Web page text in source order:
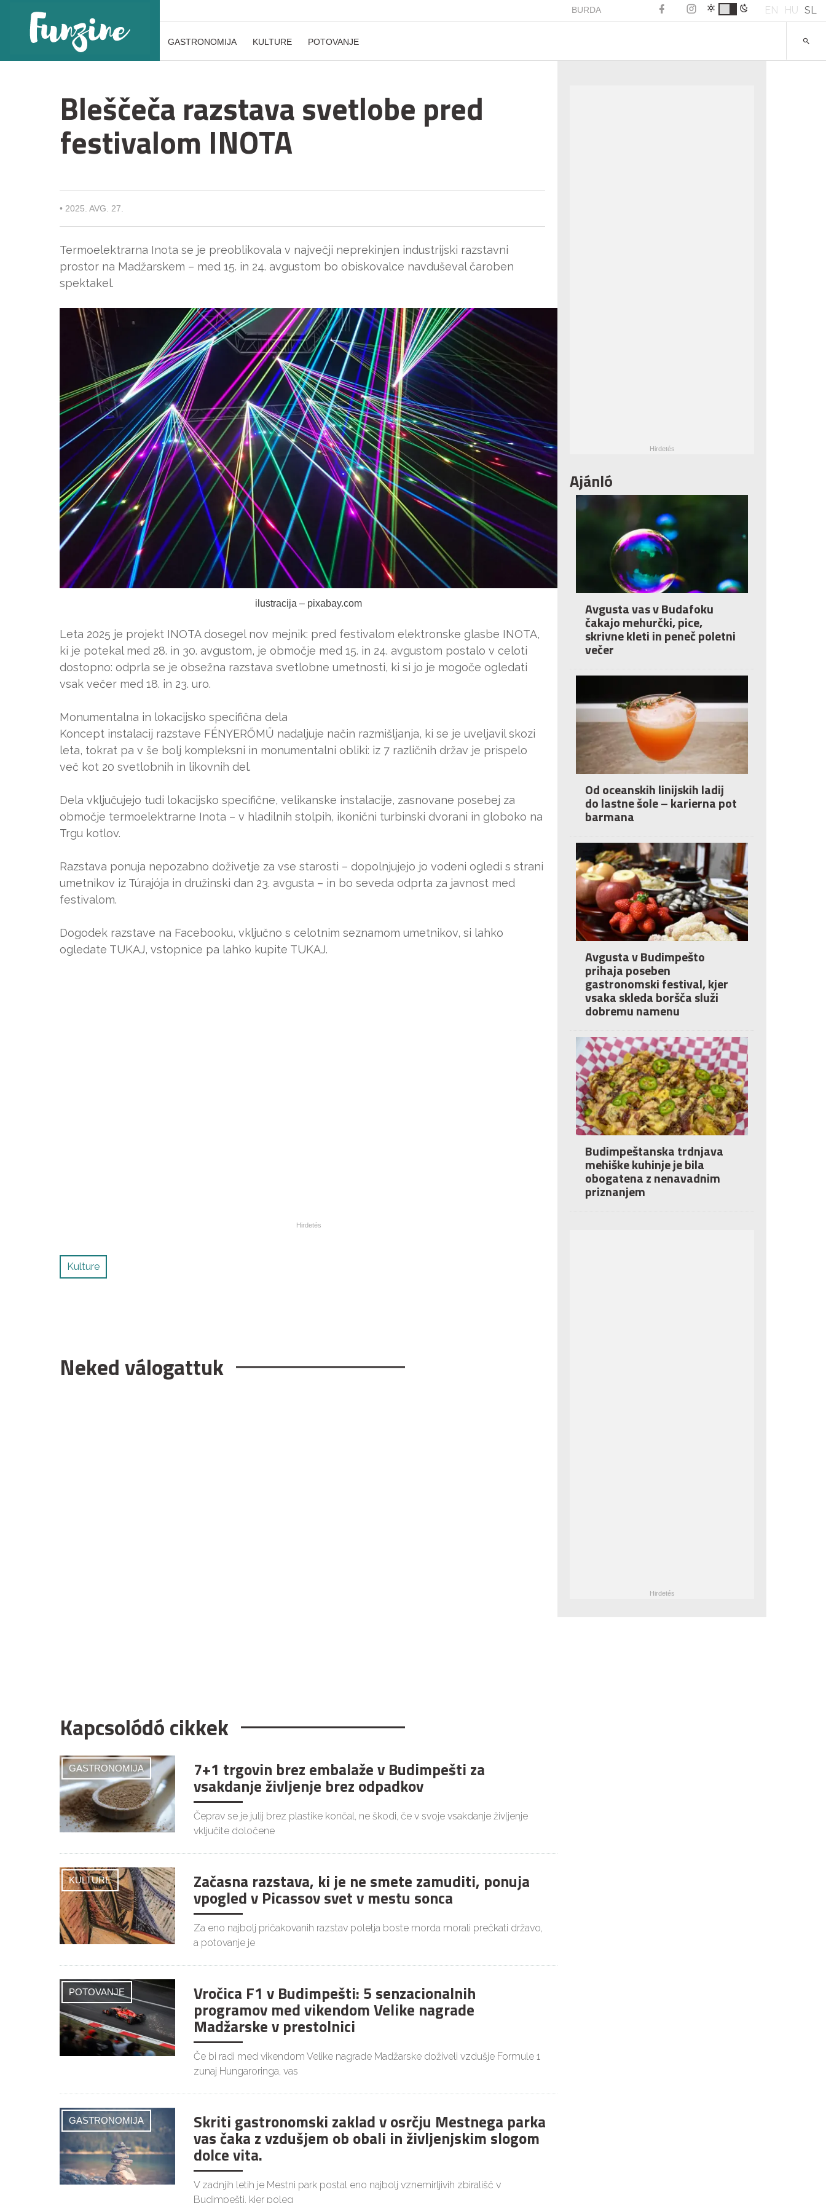
BURDA EN HU SL
GASTRONOMIJA KULTURE POTOVANJE
Bleščeča razstava svetlobe pred
festivalom INOTA
• 2025. AVG. 27.
Termoelektrarna Inota se je preoblikovala v največji neprekinjen industrijski razstavni
prostor na Madžarskem – med 15. in 24. avgustom bo obiskovalce navduševal čaroben
spektakel.
ilustracija – pixabay.com
Leta 2025 je projekt INOTA dosegel nov mejnik: pred festivalom elektronske glasbe INOTA,
ki je potekal med 28. in 30. avgustom, je območje med 15. in 24. avgustom postalo v celoti
dostopno: odprla se je obsežna razstava svetlobne umetnosti, ki si jo je mogoče ogledati
vsak večer med 18. in 23. uro.
Monumentalna in lokacijsko specifična dela
Koncept instalacij razstave FÉNYERŐMŰ nadaljuje način razmišljanja, ki se je uveljavil skozi
leta, tokrat pa v še bolj kompleksni in monumentalni obliki: iz 7 različnih držav je prispelo
več kot 20 svetlobnih in likovnih del.
Dela vključujejo tudi lokacijsko specifične, velikanske instalacije, zasnovane posebej za
območje termoelektrarne Inota – v hladilnih stolpih, ikonični turbinski dvorani in globoko na
Trgu kotlov.
Razstava ponuja nepozabno doživetje za vse starosti – dopolnjujejo jo vodeni ogledi s strani
umetnikov iz Túrajója in družinski dan 23. avgusta – in bo seveda odprta za javnost med
festivalom.
Dogodek razstave na Facebooku, vključno s celotnim seznamom umetnikov, si lahko
ogledate TUKAJ, vstopnice pa lahko kupite TUKAJ.
Kulture
Neked válogattuk
Kapcsolódó cikkek
GASTRONOMIJA 7+1 trgovin brez embalaže v Budimpešti za
vsakdanje življenje brez odpadkov
Čeprav se je julij brez plastike končal, ne škodi, če v svoje vsakdanje življenje
vključite določene
KULTURE Začasna razstava, ki je ne smete zamuditi, ponuja
vpogled v Picassov svet v mestu sonca
Za eno najbolj pričakovanih razstav poletja boste morda morali prečkati državo,
a potovanje je
POTOVANJE Vročica F1 v Budimpešti: 5 senzacionalnih
programov med vikendom Velike nagrade
Madžarske v prestolnici
Če bi radi med vikendom Velike nagrade Madžarske doživeli vzdušje Formule 1
zunaj Hungaroringa, vas
GASTRONOMIJA Skriti gastronomski zaklad v osrčju Mestnega parka
vas čaka z vzdušjem ob obali in življenjskim slogom
dolce vita.
V zadnjih letih je Mestni park postal eno najbolj vznemirljivih zbirališč v
Budimpešti, kjer poleg
Ajánló
Avgusta vas v Budafoku
čakajo mehurčki, pice,
skrivne kleti in peneč poletni
večer
Od oceanskih linijskih ladij
do lastne šole – karierna pot
barmana
Avgusta v Budimpešto
prihaja poseben
gastronomski festival, kjer
vsaka skleda boršča služi
dobremu namenu
Budimpeštanska trdnjava
mehiške kuhinje je bila
obogatena z nenavadnim
priznanjem